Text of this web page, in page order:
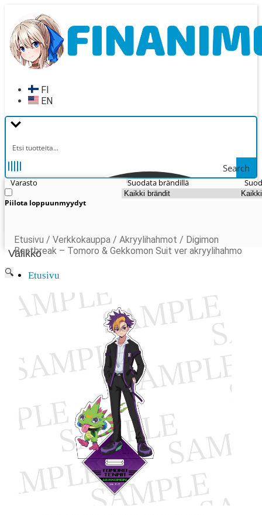
navigointiin
sisältöön
FI
EN
Search
Varasto
Piilota loppuunmyydyt
Suodata brändillä
Valikko
Etusivu
Verkkokauppa
Mitä lahjaksi animefanille?
Viimeksi saapuneita
Myymälä & Showroom
Figuurien keräily harrastukse …
Tapahtumat
Anime-retket
Huomioitavia asioita
Anohana
Clannad
Elfen Lied
Fate/Stay Night & Fate/Zero
Haruhi Suzumiya
Higurashi
Kimi no Na Wa
Miss Kobayashi’s Dragon Maid
Oreimo
Etusivu / Verkkokauppa / Akryylihahmot / Digimon
Beatbreak – Tomoro & Gekkomon Suit ver akryylihahmo
🔍